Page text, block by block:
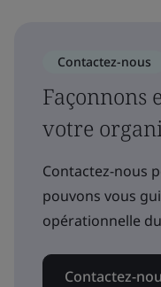
Contactez-nous
Façonnons
votre
Contactez-nous
pouvons vous
opérationnelle
Contactez-